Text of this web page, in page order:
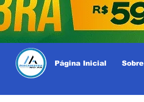
Página Inicial Sobre